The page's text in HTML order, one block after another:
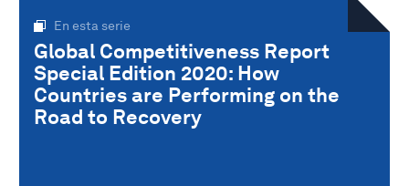
En esta serie
Global Competitiveness Report
Special Edition 2020: How
Countries are Performing on the
Road to Recovery